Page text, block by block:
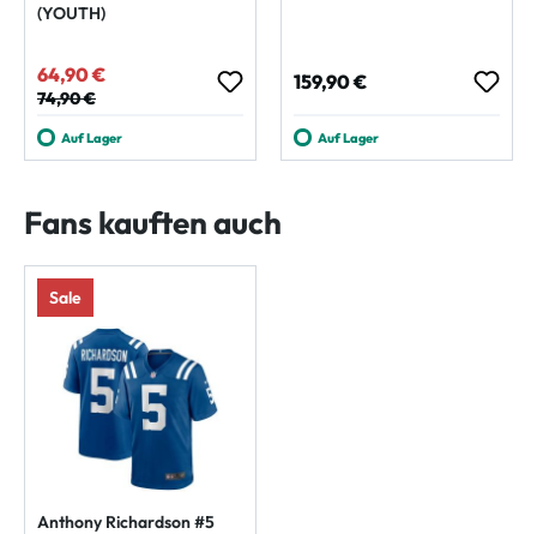
(YOUTH)
Verkaufspreis:
64,90 €
Regulärer Preis:
74,90 €
Auf Lager
Regulärer Preis:
159,90 €
Auf Lager
Fans kauften auch
Sale
Anthony Richardson #5